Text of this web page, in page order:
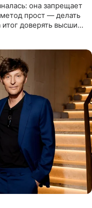
она запрещает
метод прост — делать
доверять высшим